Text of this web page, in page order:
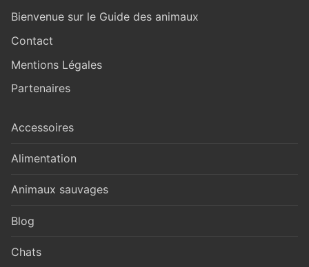
Bienvenue sur le Guide des animaux
Contact
Mentions Légales
Partenaires
Accessoires
Alimentation
Animaux sauvages
Blog
Chats